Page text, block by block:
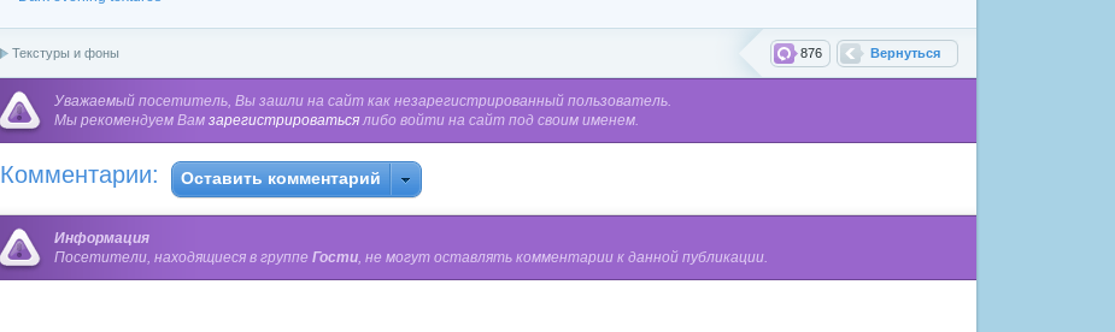
Вернуться
876
Текстуры и фоны
Уважаемый посетитель, Вы зашли на сайт как незарегистрированный пользователь.
Мы рекомендуем Вам зарегистрироваться либо войти на сайт под своим именем.
Комментарии: Оставить комментарий
Информация
Посетители, находящиеся в группе Гости , не могут оставлять комментарии к данной публикации.